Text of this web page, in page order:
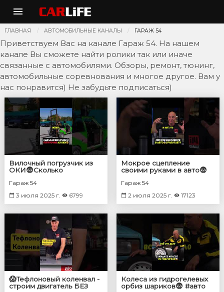
ГЛАВНАЯ АВТОМОБИЛЬНЫЕ КАНАЛЫ ГАРАЖ 54
Приветствуем Вас на канале Гараж 54. На нашем
канале Вы сможете найти ролики так или иначе
связанные с автомобилями. Обзоры, ремонт, тюнинг,
автомобильные соревнования и многое другое. Вам у
нас понравится) Не забудьте подписаться)
Вилочный погрузчик из
ОКИ😨Сколько
Гараж 54
3 июля 2025 г.
6799
Мокрое сцепление
своими руками в авто😨
Гараж 54
2 июля 2025 г.
17123
😱Тефлоновый коленвал -
строим двигатель БЕЗ
Колеса из гидрогелевых
орбиз шариков😨 #авто